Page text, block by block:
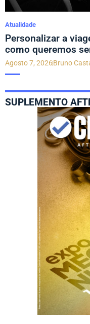
Atualidade
Personalizar a
como queremos
Agosto 7, 2026Bruno
SUPLEMENTO